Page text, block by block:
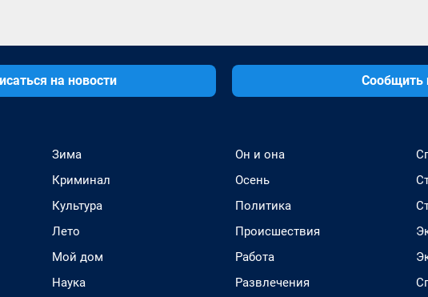
на новости Сообщить
Зима
Криминал
Культура
Лето
Мой дом
Наука
Он и она
Осень
Политика
Происшествия
Работа
Развлечения